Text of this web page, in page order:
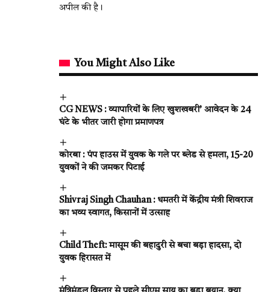
अपील की है।
You Might Also Like
CG NEWS : व्यापारियों के लिए खुशखबरी’ आवेदन के 24
घंटे के भीतर जारी होगा प्रमाणपत्र
कोरबा : पंप हाउस में युवक के गले पर ब्लेड से हमला, 15-20
युवकों ने की जमकर पिटाई
Shivraj Singh Chauhan : धमतरी में केंद्रीय मंत्री शिवराज
का भव्य स्वागत, किसानों में उत्साह
Child Theft: मासूम की बहादुरी से बचा बड़ा हादसा, दो
युवक हिरासत में